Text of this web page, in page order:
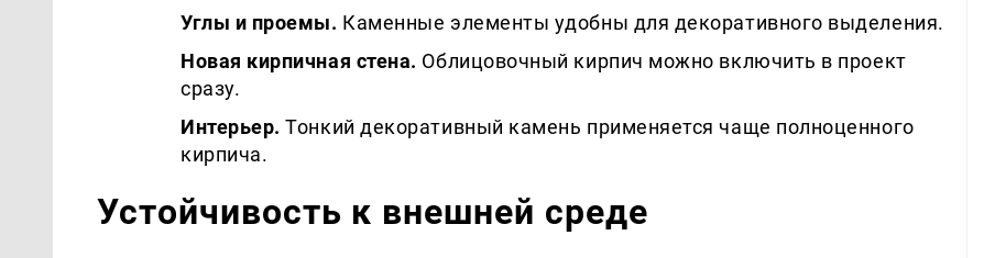
Углы и проемы. Каменные элементы удобны для декоративного выделения.
Новая кирпичная стена. Облицовочный кирпич можно включить в проект
сразу.
Интерьер. Тонкий декоративный камень применяется чаще полноценного
кирпича.
Устойчивость к внешней среде